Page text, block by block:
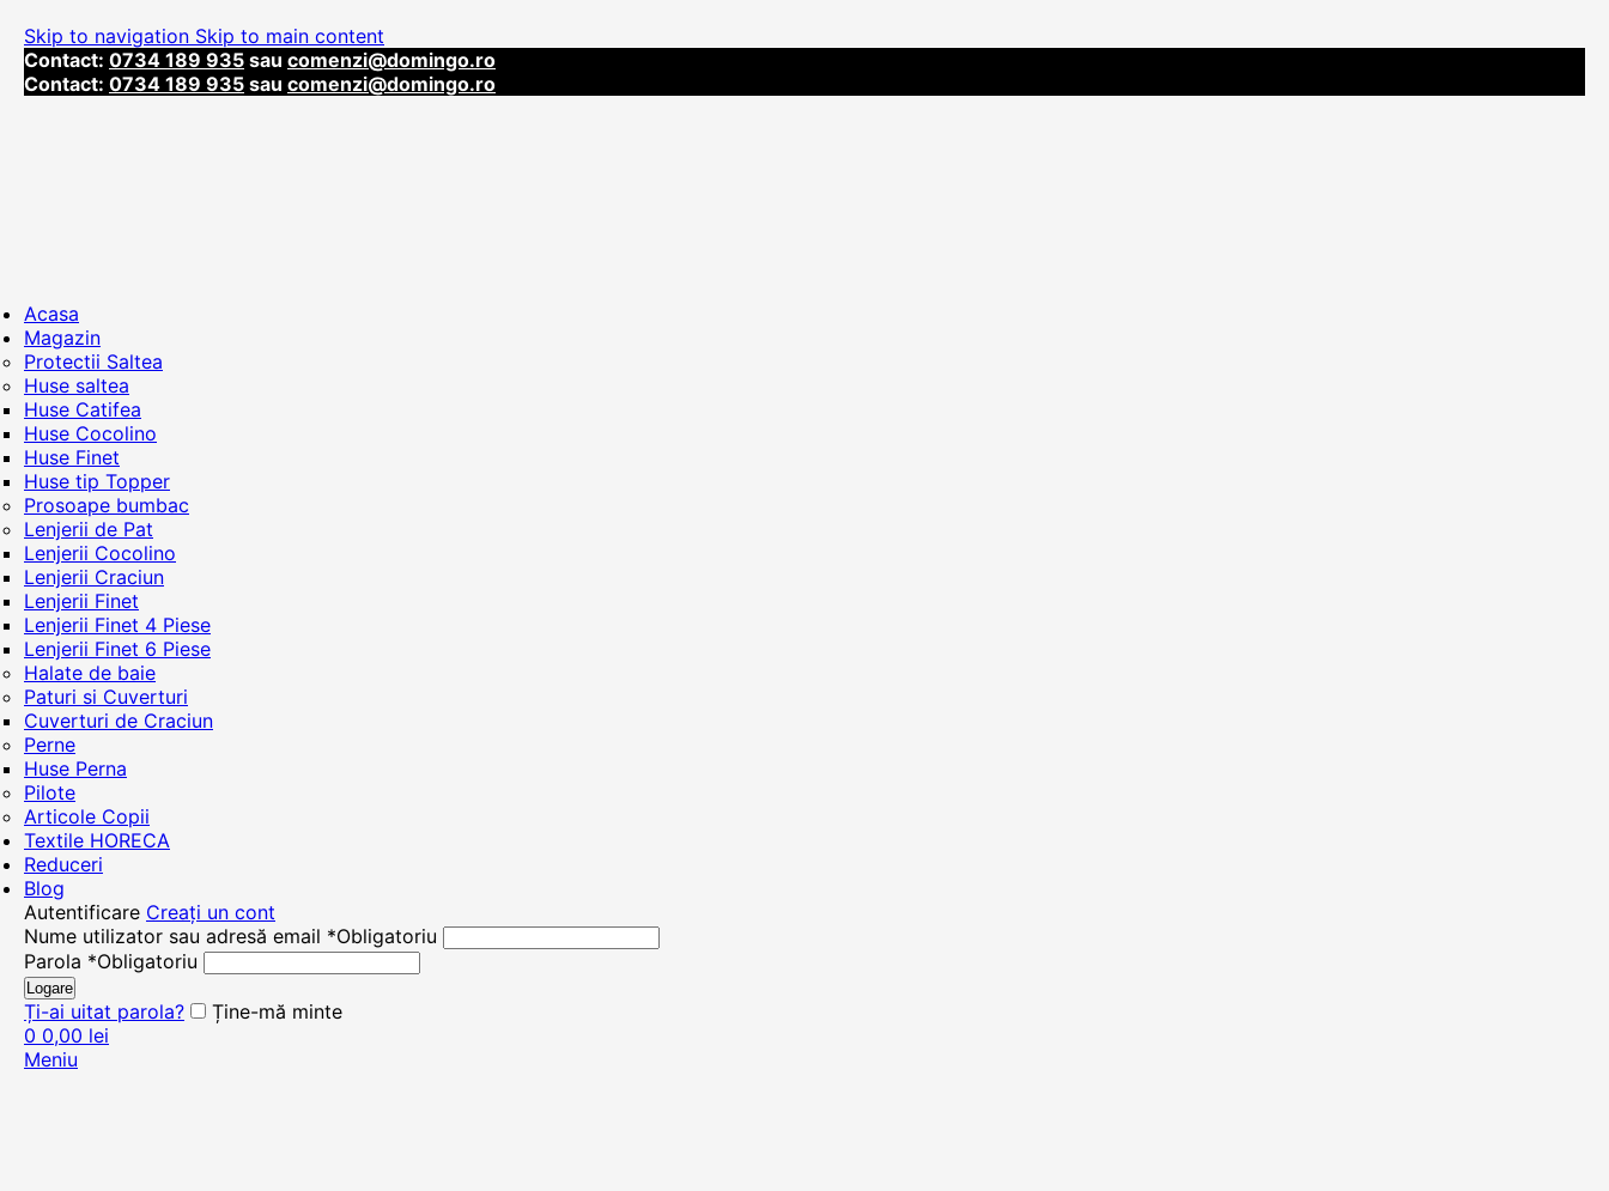
Skip to navigation Skip to main content
Contact: 0734 189 935 sau comenzi@domingo.ro
Contact: 0734 189 935 sau comenzi@domingo.ro
Acasa
Magazin
Protectii Saltea
Huse saltea
Huse Catifea
Huse Cocolino
Huse Finet
Huse tip Topper
Prosoape bumbac
Lenjerii de Pat
Lenjerii Cocolino
Lenjerii Craciun
Lenjerii Finet
Lenjerii Finet 4 Piese
Lenjerii Finet 6 Piese
Halate de baie
Paturi si Cuverturi
Cuverturi de Craciun
Perne
Huse Perna
Pilote
Articole Copii
Textile HORECA
Reduceri
Blog
Autentificare Creați un cont
Nume utilizator sau adresă email *Obligatoriu
Parola *Obligatoriu
Logare
Ți-ai uitat parola?
Ține-mă minte
0 0,00 lei
Meniu